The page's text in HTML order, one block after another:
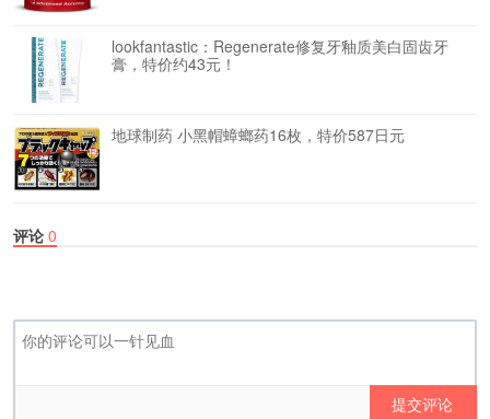
lookfantastic：Regenerate修复牙釉质美白固齿牙
膏，特价约43元！
地球制药 小黑帽蟑螂药16枚，特价587日元
评论 0
提交评论